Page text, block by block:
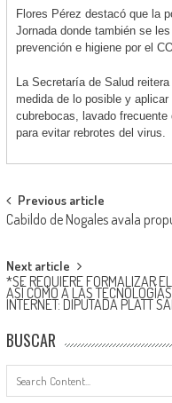
Flores Pérez destacó que la
Jornada donde también se
prevención e higiene por el
La Secretaría de Salud
medida de lo posible y
cubrebocas, lavado
para evitar rebrotes del virus.
Post
navigation
Previous article
Cabildo de Nogales avala
Next article
*SE REQUIERE FORMALIZAR
ASÍ COMO A LAS
INTERNET: DIPUTADA PLATT
BUSCAR